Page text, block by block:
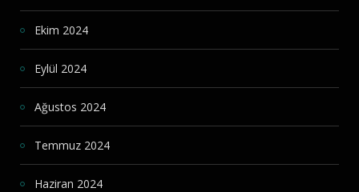
Ekim 2024
Eylül 2024
Ağustos 2024
Temmuz 2024
Haziran 2024